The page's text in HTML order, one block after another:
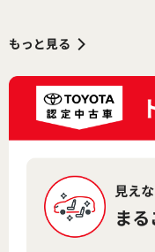
もっと見る